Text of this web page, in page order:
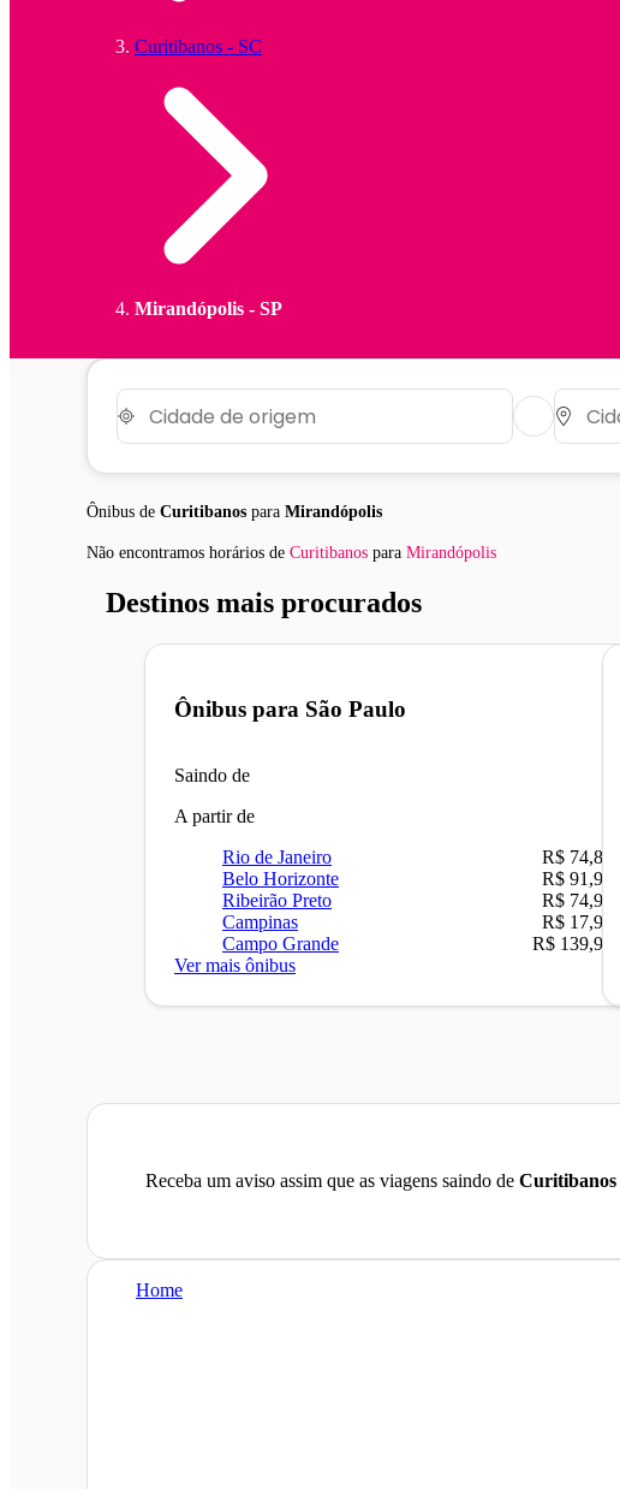
Curitibanos - SC
Mirandópolis - SP
Ônibus de Curitibanos para Mirandópolis
Não encontramos horários de Curitibanos para Mirandópolis
Destinos mais procurados
Ônibus para São Paulo
Saindo de
A partir de
Rio de Janeiro
R$ 74,80
Belo Horizonte
R$ 91,90
Ribeirão Preto
R$ 74,90
Campinas
R$ 17,90
Campo Grande
R$ 139,90
Ver mais ônibus
Receba um aviso assim que as viagens saindo de Curitibanos
Home